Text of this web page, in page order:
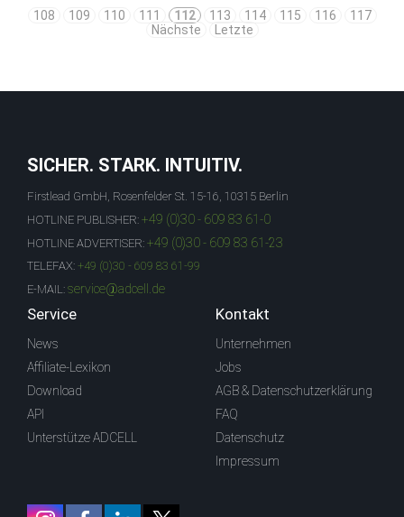
108
109 110 111 112 113 114 115 116
117
Nächste
Letzte
SICHER. STARK. INTUITIV.
Firstlead GmbH, Rosenfelder St. 15-16, 10315 Berlin
HOTLINE PUBLISHER: +49 (0)30 - 609 83 61-0
HOTLINE ADVERTISER: +49 (0)30 - 609 83 61-23
TELEFAX: +49 (0)30 - 609 83 61-99
E-MAIL: service@adcell.de
Service
News
Affiliate-Lexikon
Download
API
Unterstütze ADCELL
Kontakt
Unternehmen
Jobs
AGB & Datenschutzerklärung
FAQ
Datenschutz
Impressum